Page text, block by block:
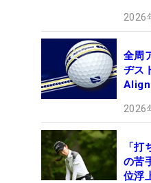
2026
全周
ヂス
2026
「
の苦
位浮